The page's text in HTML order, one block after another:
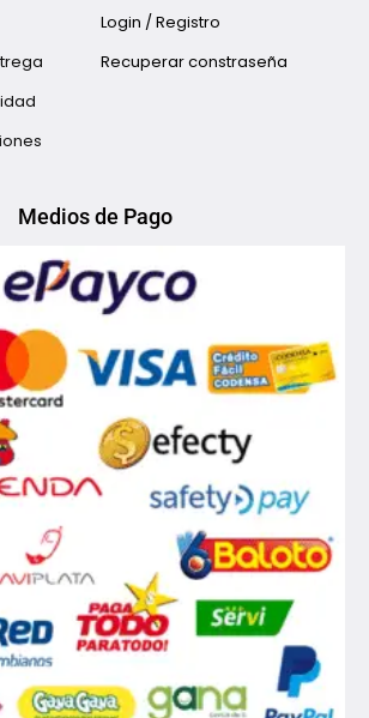
Login / Registro
Recuperar constraseña
Medios de Pago